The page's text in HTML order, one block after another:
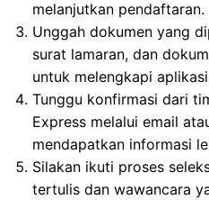
melanjutkan pendaftaran.
Unggah dokumen yang
surat lamaran, dan
untuk melengkapi
Tunggu konfirmasi dari
Express melalui email
mendapatkan informasi
Silakan ikuti proses
tertulis dan wawancara